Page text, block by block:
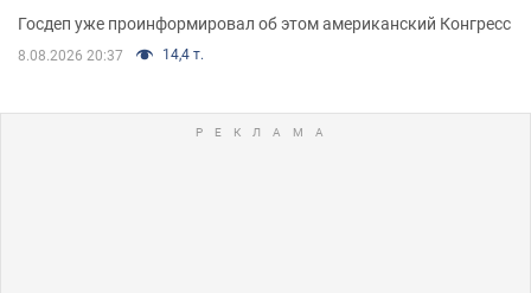
Госдеп уже проинформировал об этом американский Конгресс
8.08.2026 20:37 14,4 т.